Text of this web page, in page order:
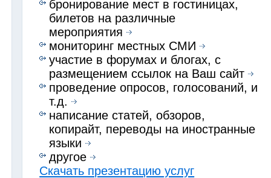
бронирование мест в гостиницах,
билетов на различные
мероприятия
мониторинг местных СМИ
участие в форумах и блогах, с
размещением ссылок на Ваш сайт
проведение опросов, голосований, и
т.д.
написание статей, обзоров,
копирайт, переводы на иностранные
языки
другое
Скачать презентацию услуг